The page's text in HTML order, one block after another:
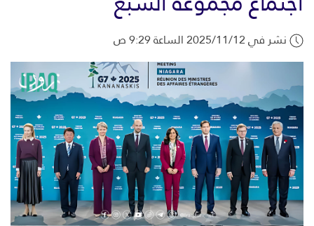
نشر في 2025/11/12 الساعة 9:29 ص